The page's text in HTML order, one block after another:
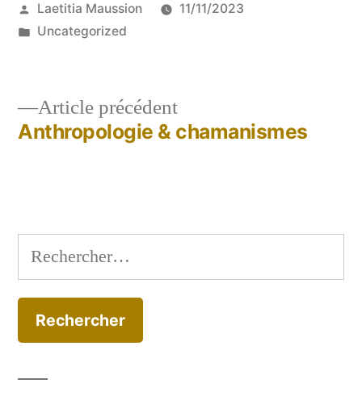
Laetitia Maussion
11/11/2023
Uncategorized
Article précédent
Anthropologie & chamanismes